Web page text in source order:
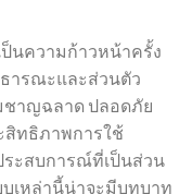
ป็นความก้าวหน้าครั้ง
ารณะและส่วนตัว
ชาญฉลาด ปลอดภัย
สิทธิภาพการใช้
ะสบการณ์ที่เป็นส่วน
บเหล่านี้น่าจะมีบทบาท